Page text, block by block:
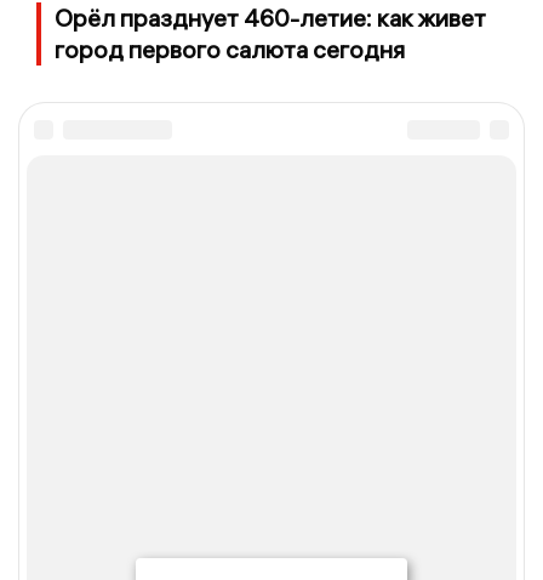
Орёл празднует 460-летие: как живет
город первого салюта сегодня